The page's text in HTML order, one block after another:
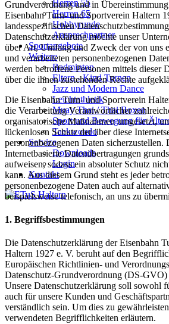
Herren 55
Herren 65
Hobbyrunde
Ansprechpartner
Sportangebote
Weitere
Badminton
Eltern - Kind Turnen
Jazz und Modern Dance
Leichtathletik
Muay Thai / Thai Boxen
Sport und Bewegung für
Taekwondo
Service
Downloads
Login
Kontakt
Grundverordnung und in
Eisenbahn Turn- und Sportverein Haltern
landesspezifischen
Datenschutzerklärung möchte unser
über Art, Umfang und Zweck der von uns
und verarbeiteten personenbezogenen
werden betroffene Personen mittels dieser
über die ihnen zustehenden Rechte
Die Eisenbahn Turn- und Sportverein
die Verarbeitung Verantwortlicher
organisatorische Maßnahmen umgesetzt,
lückenlosen Schutz der über diese
personenbezogenen Daten sicherzustellen.
Internetbasierte Datenübertragungen
aufweisen, sodass ein absoluter Schutz
kann. Aus diesem Grund steht es jeder
personenbezogene Daten auch auf
beispielsweise telefonisch, an uns zu
1. Begriffsbestimmungen
Die Datenschutzerklärung der Eisenbahn
Haltern 1927 e. V. beruht auf den
Europäischen Richtlinien- und
Datenschutz-Grundverordnung (DS-
Unsere Datenschutzerklärung soll sowohl
auch für unsere Kunden und
verständlich sein. Um dies zu
verwendeten Begrifflichkeiten erläutern.